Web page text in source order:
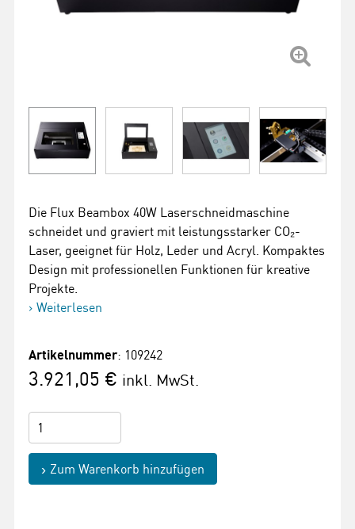
Die Flux Beambox 40W Laserschneidmaschine
schneidet und graviert mit leistungsstarker CO₂-
Laser, geeignet für Holz, Leder und Acryl. Kompaktes
Design mit professionellen Funktionen für kreative
Projekte.
Weiterlesen
Artikelnummer: 109242
3.921,05 € inkl. MwSt.
Zum Warenkorb hinzufügen